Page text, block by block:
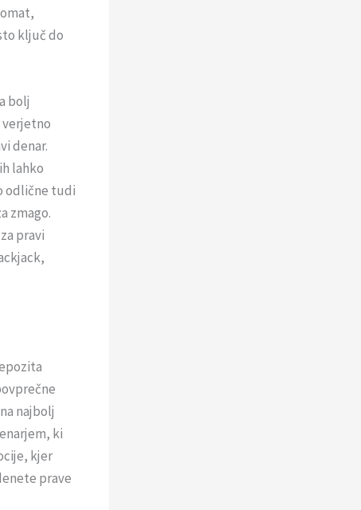
ključ do
bolj
verjetno
denar.
lahko
odlične tudi
zmago.
pravi
najbolj
ki
kjer
prave